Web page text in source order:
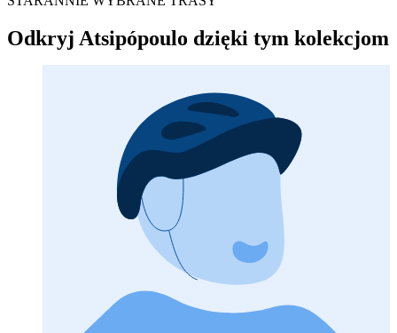
Odkryj Atsipópoulo dzięki tym kolekcjom